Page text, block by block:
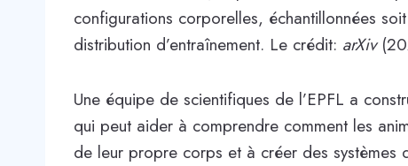
configurations corporelles, échantillonnées
distribution d’entraînement. Le crédit: arXiv
Une équipe de scientifiques de l’EPFL a
qui peut aider à comprendre comment les
de leur propre corps et à créer des systèmes